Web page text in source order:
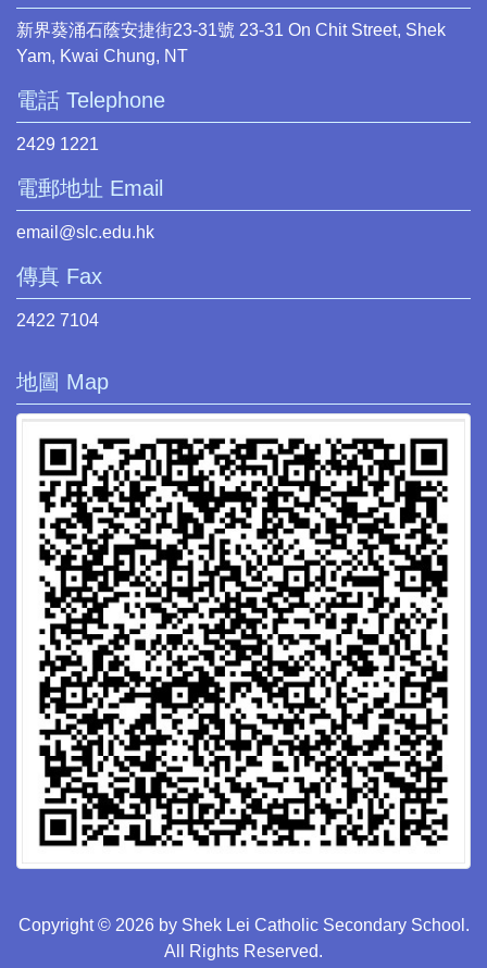
新界葵涌石蔭安捷街23-31號 23-31 On Chit Street, Shek
Yam, Kwai Chung, NT
電話 Telephone
2429 1221
電郵地址 Email
email@slc.edu.hk
傳真 Fax
2422 7104
地圖 Map
Copyright © 2026 by Shek Lei Catholic Secondary School.
All Rights Reserved.